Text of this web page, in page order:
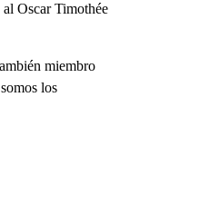
Oscar Timothée
miembro
los